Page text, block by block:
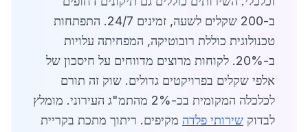
ב-200 שקלים לשעה, זמינים 24/7. התפתחות
טכנולוגית כוללת רובוטיקה, המפחיתה עלויות
ב-20%. לקוחות מרוצים מדווחים על חיסכון של
אלפי שקלים בפרויקטים גדולים. שוק זה תורם
לכלכלה המקומית בכ-2% מהתמ"ג העירוני. מומלץ
לבדוק שירותי פלדה מקיפים. ריתוך מתכת בקריית